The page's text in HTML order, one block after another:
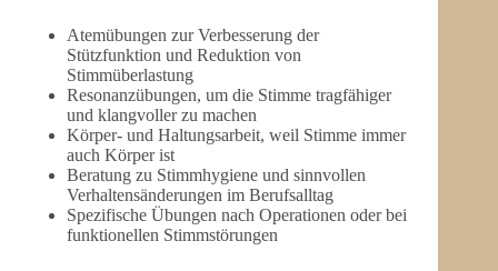
Atemübungen zur Verbesserung der
Stützfunktion und Reduktion von
Stimmüberlastung
Resonanzübungen, um die Stimme tragfähiger
und klangvoller zu machen
Körper- und Haltungsarbeit, weil Stimme immer
auch Körper ist
Beratung zu Stimmhygiene und sinnvollen
Verhaltensänderungen im Berufsalltag
Spezifische Übungen nach Operationen oder bei
funktionellen Stimmstörungen